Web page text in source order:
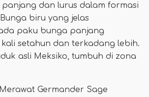
dan lurus dalam formasi
biru yang jelas
paku bunga panjang
setahun dan terkadang lebih.
asli Meksiko, tumbuh di zona
Merawat Germander Sage